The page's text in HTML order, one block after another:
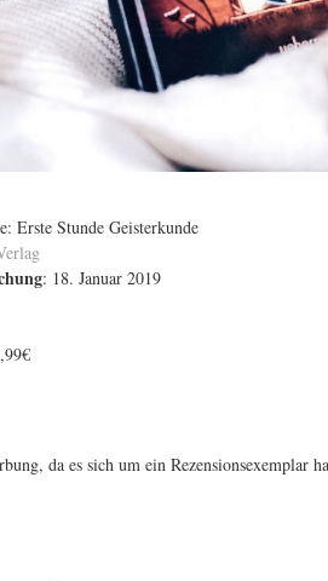
Erste Stunde Geisterkunde
: 18. Januar 2019
da es sich um ein Rezensionsexemplar